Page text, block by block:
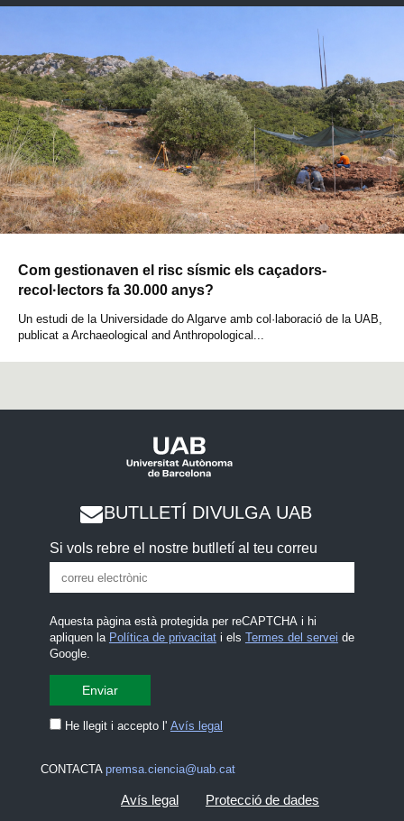
Com gestionaven el risc sísmic els caçadors-
recol·lectors fa 30.000 anys?
Un estudi de la Universidade do Algarve amb col·laboració de la UAB,
publicat a Archaeological and Anthropological...
BUTLLETÍ DIVULGA UAB
Si vols rebre el nostre butlletí al teu correu
Aquesta pàgina està protegida per reCAPTCHA i hi
apliquen la Política de privacitati els Termes del servei de
Google.
He llegit i accepto l' Avís legal
CONTACTA premsa.ciencia@uab.cat
Avís legal Protecció de dades